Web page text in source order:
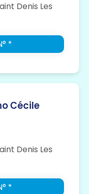
Denis Les
*
Cécile
Denis Les
*